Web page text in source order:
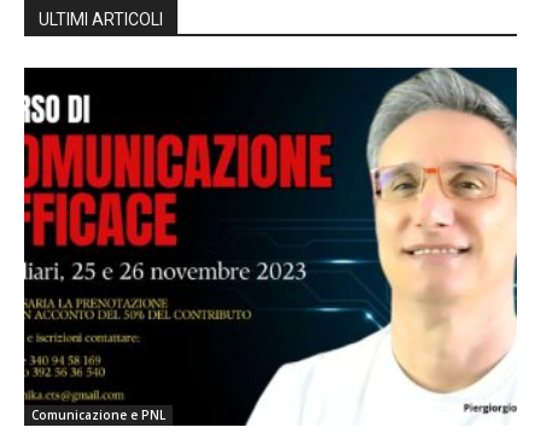
ULTIMI ARTICOLI
Comunicazione e PNL